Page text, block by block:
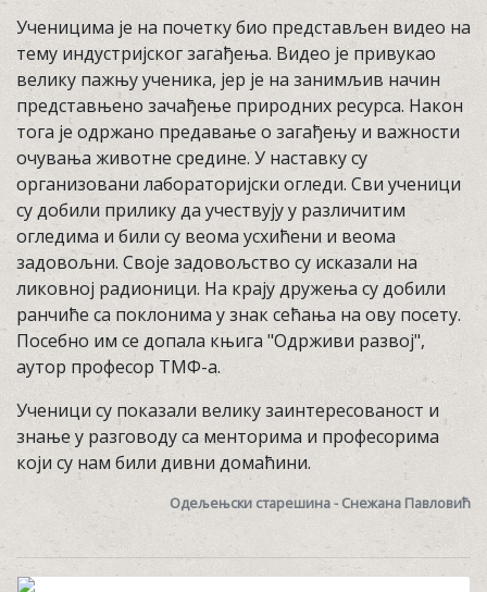
Ученицима је на почетку био представљен видео на
тему индустријског загађења. Видео је привукао
велику пажњу ученика, јер је на занимљив начин
представњено зачађење природних ресурса. Након
тога је одржано предавање о загађењу и важности
очувања животне средине. У наставку су
организовани лабораторијски огледи. Сви ученици
су добили прилику да учествују у различитим
огледима и били су веома усхићени и веома
задовољни. Своје задовољство су исказали на
ликовној радионици. На крају дружења су добили
ранчиће са поклонима у знак сећања на ову посету.
Посебно им се допала књига "Одрживи развој",
аутор професор ТМФ-а.
Ученици су показали велику заинтересованост и
знање у разговоду са менторима и професорима
који су нам били дивни домаћини.
Одељењски старешина - Снежана Павловић